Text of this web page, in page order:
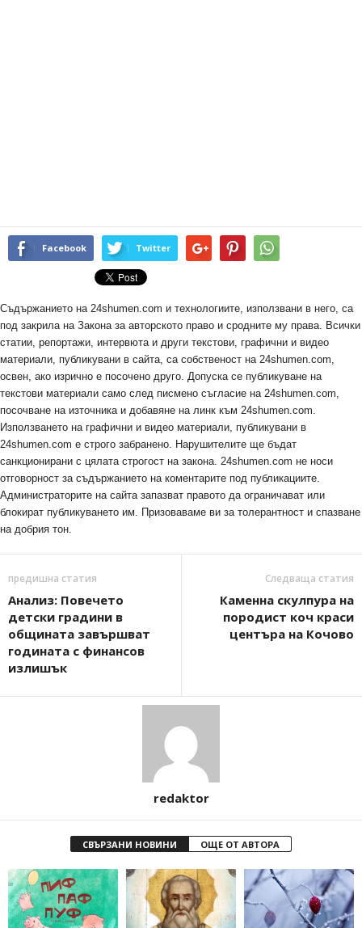
Facebook Twitter
Съдържанието на 24shumen.com и технологиите, използвани в него, са
под закрила на Закона за авторското право и сродните му права. Всички
статии, репортажи, интервюта и други текстови, графични и видео
материали, публикувани в сайта, са собственост на 24shumen.com,
освен, ако изрично е посочено друго. Допуска се публикуване на
текстови материали само след писмено съгласие на 24shumen.com,
посочване на източника и добавяне на линк към 24shumen.com.
Използването на графични и видео материали, публикувани в
24shumen.com е строго забранено. Нарушителите ще бъдат
санкционирани с цялата строгост на закона. 24shumen.com не носи
отговорност за съдържанието на коментарите под публикациите.
Администраторите на сайта запазват правото да ограничават или
блокират публикуването им. Призоваваме ви за толерантност и спазване
на добрия тон.
предишна статия
Анализ: Повечето
детски градини в
общината завършват
годината с финансов
излишък
Следваща статия
Каменна скулпура на
породист коч краси
центъра на Кочово
redaktor
СВЪРЗАНИ НОВИНИ ОЩЕ ОТ АВТОРА